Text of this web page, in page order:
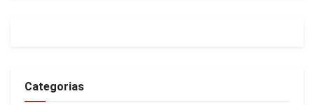
Categorias